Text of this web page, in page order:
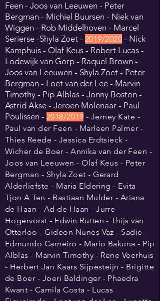
Feen - Joos van Leeuwen - Peter
Bergman - Michiel Buursen - Niek van
Wiggen - Rob Middelhoven - Marcel
Serierse -Shyla Zoet - 2019/2020 - Nick
Kamphuis - Olaf Keus - Robert Lucas -
Lodewijk van Gorp - Raquel Brown -
Joos van Leeuwen - Shyla Zoet - Peter
Bergman - Loet van der Lee - Marvin
Timothy - Pip Alblas - Jonny Boston -
Astrid Akse - Jeroen Molenaar - Paul
Poulissen - 2018/2019 - Jerney Kate -
Paul van der Feen - Marleen Palmer -
Thies Reede - Jessica Erdtsieck -
Wicher de Boer - Annikavan der Feen -
Joos van Leeuwen - Olaf Keus - Peter
Bergman - Shyla Zoet - Gerard
Alderliefste - Maria Eldering - Evita
Tjon A Ten - Bastiaan Mulder - Ariana
de Haan - Ad de Haan - Jurre
Hogervorst - Edwin Rutten - Thijs van
Otterloo - Gideon Nunes Vaz - Sadie -
Edmundo Carneiro - Mario Bakuna - Pip
Alblas - Marvin Timothy - Rene Veerhuis
- Herbert Jan Kaars Sijpesteijn - Brigitte
de Boer - Joeri Baldinger - Phaedra
Kwant - Camila Costa - Lucas